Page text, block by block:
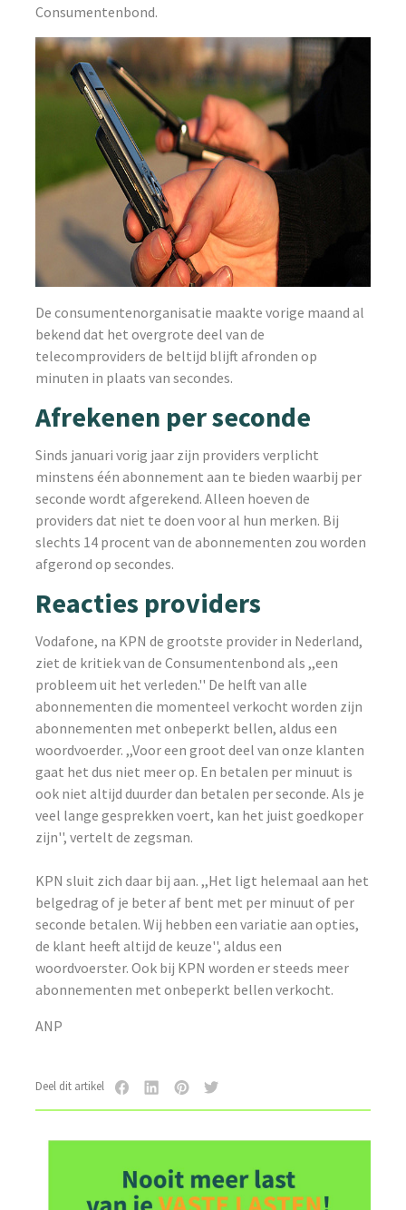
Consumentenbond.
De consumentenorganisatie maakte vorige maand al
bekend dat het overgrote deel van de
telecomproviders de beltijd blijft afronden op
minuten in plaats van secondes.
Afrekenen per seconde
Sinds januari vorig jaar zijn providers verplicht
minstens één abonnement aan te bieden waarbij per
seconde wordt afgerekend. Alleen hoeven de
providers dat niet te doen voor al hun merken. Bij
slechts 14 procent van de abonnementen zou worden
afgerond op secondes.
Reacties providers
Vodafone, na KPN de grootste provider in Nederland,
ziet de kritiek van de Consumentenbond als ,,een
probleem uit het verleden.'' De helft van alle
abonnementen die momenteel verkocht worden zijn
abonnementen met onbeperkt bellen, aldus een
woordvoerder. ,,Voor een groot deel van onze klanten
gaat het dus niet meer op. En betalen per minuut is
ook niet altijd duurder dan betalen per seconde. Als je
veel lange gesprekken voert, kan het juist goedkoper
zijn'', vertelt de zegsman.
KPN sluit zich daar bij aan. ,,Het ligt helemaal aan het
belgedrag of je beter af bent met per minuut of per
seconde betalen. Wij hebben een variatie aan opties,
de klant heeft altijd de keuze'', aldus een
woordvoerster. Ook bij KPN worden er steeds meer
abonnementen met onbeperkt bellen verkocht.
ANP
Deel dit artikel